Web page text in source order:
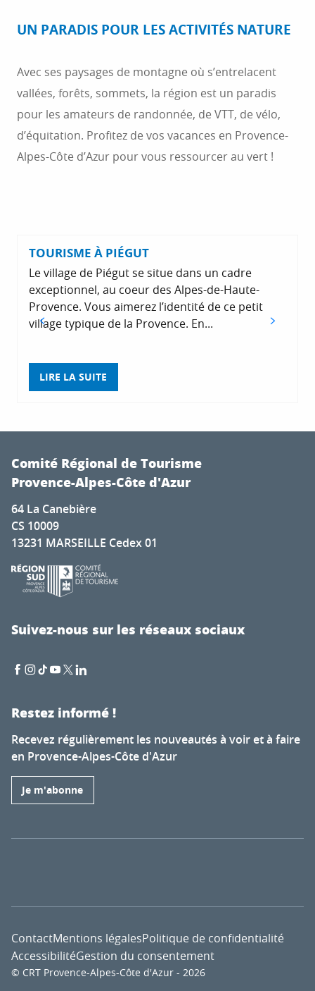
UN PARADIS POUR LES ACTIVITÉS NATURE
Avec ses paysages de montagne où s’entrelacent
vallées, forêts, sommets, la région est un paradis
pour les amateurs de randonnée, de VTT, de vélo,
d’équitation. Profitez de vos vacances en Provence-
Alpes-Côte d’Azur pour vous ressourcer au vert !
TOURISME À PIÉGUT
Le village de Piégut se situe dans un cadre
exceptionnel, au coeur des Alpes-de-Haute-
Provence. Vous aimerez l’identité de ce petit
village typique de la Provence. En...
LIRE LA SUITE
Comité Régional de Tourisme
Provence-Alpes-Côte d'Azur
64 La Canebière
CS 10009
13231 MARSEILLE Cedex 01
Suivez-nous sur les réseaux sociaux
Restez informé !
Recevez régulièrement les nouveautés à voir et à faire
en Provence-Alpes-Côte d'Azur
Je m'abonne
© CRT Provence-Alpes-Côte d'Azur - 2026
ContactMentions légalesPolitique de confidentialité
AccessibilitéGestion du consentement